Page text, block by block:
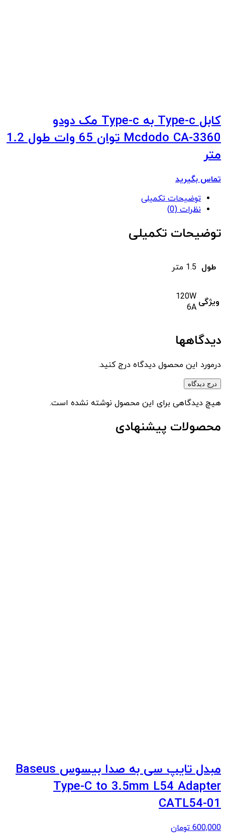
کابل Type-c به Type-c مک دودو
Mcdodo CA-3360 توان 65 وات طول 1.2
متر
تماس بگیرید
توضیحات تکمیلی
نظرات (0)
توضیحات تکمیلی
طول 1.5 متر
ویژگی 120W
6A
دیدگاهها
درمورد این محصول دیدگاه درج کنید.
درج دیدگاه
هیچ دیدگاهی برای این محصول نوشته نشده است.
محصولات پیشنهادی
مبدل تایپ سی به صدا بیسوس Baseus
Type-C to 3.5mm L54 Adapter
CATL54-01
600,000 تومان